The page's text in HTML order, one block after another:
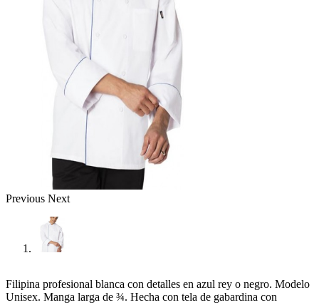
Previous Next
Filipina profesional blanca con detalles en azul rey o negro. Modelo
Unisex. Manga larga de ¾. Hecha con tela de gabardina con